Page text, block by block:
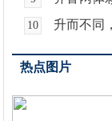
10 升而不同
热点图片